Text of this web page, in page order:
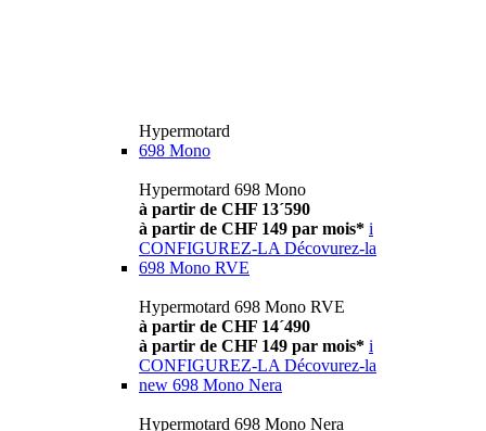
Hypermotard
698 Mono
Hypermotard 698 Mono
à partir de CHF 13´590
à partir de CHF 149 par mois* i
CONFIGUREZ-LA Décovurez-la
698 Mono RVE
Hypermotard 698 Mono RVE
à partir de CHF 14´490
à partir de CHF 149 par mois* i
CONFIGUREZ-LA Décovurez-la
new 698 Mono Nera
Hypermotard 698 Mono Nera